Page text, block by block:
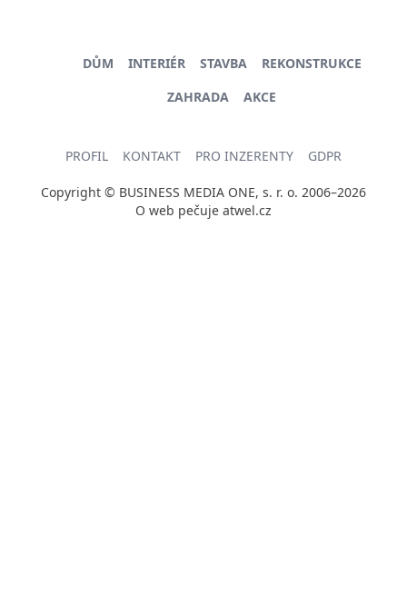
DŮM INTERIÉR STAVBA
REKONSTRUKCE
ZAHRADA
AKCE
PROFIL KONTAKT PRO INZERENTY GDPR
Copyright © BUSINESS MEDIA ONE, s. r. o. 2006–2026